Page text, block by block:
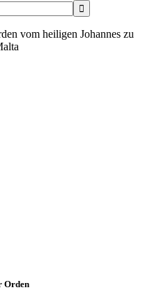
vom heiligen Johannes zu
Orden